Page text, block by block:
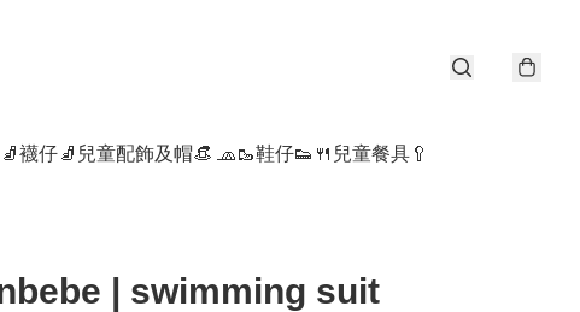
🧦襪仔🧦 兒童配飾及帽👒 🧢🥾鞋仔👟 🍴兒童餐具🥄
| swimming suit